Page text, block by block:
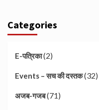
Categories
E-पत्रिका(2)
Events – सच की दस्तक(32)
अजब-गजब(71)